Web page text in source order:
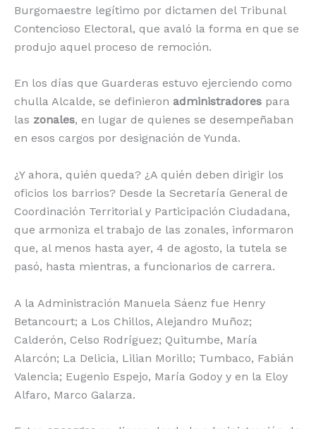
Burgomaestre legítimo por dictamen del Tribunal
Contencioso Electoral, que avaló la forma en que se
produjo aquel proceso de remoción.
En los días que Guarderas estuvo ejerciendo como
chulla Alcalde, se definieron administradores para
las zonales, en lugar de quienes se desempeñaban
en esos cargos por designación de Yunda.
¿Y ahora, quién queda? ¿A quién deben dirigir los
oficios los barrios? Desde la Secretaría General de
Coordinación Territorial y Participación Ciudadana,
que armoniza el trabajo de las zonales, informaron
que, al menos hasta ayer, 4 de agosto, la tutela se
pasó, hasta mientras, a funcionarios de carrera.
A la Administración Manuela Sáenz fue Henry
Betancourt; a Los Chillos, Alejandro Muñoz;
Calderón, Celso Rodríguez; Quitumbe, María
Alarcón; La Delicia, Lilian Morillo; Tumbaco, Fabián
Valencia; Eugenio Espejo, María Godoy y en la Eloy
Alfaro, Marco Galarza.